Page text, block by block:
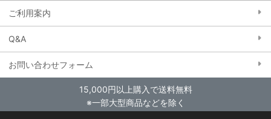
ご利用案内
Q&A
お問い合わせフォーム
15,000円以上購入で送料無料
※一部大型商品などを除く